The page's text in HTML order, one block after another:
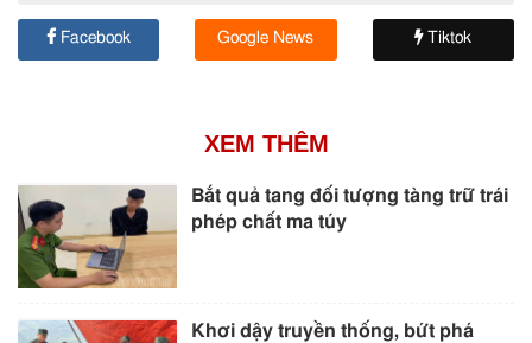
Facebook Google News Tiktok
XEM THÊM
Bắt quả tang đối tượng tàng trữ trái
phép chất ma túy
Khơi dậy truyền thống, bứt phá